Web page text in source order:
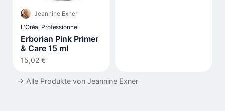
Jeannine Exner
L'Oréal Professionnel
Erborian Pink Primer
& Care 15 ml
15,02 €
→ Alle Produkte von Jeannine Exner